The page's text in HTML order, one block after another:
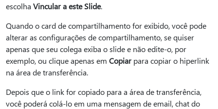
escolha Vincular a este Slide.
Quando o card de compartilhamento for exibido, você pode
alterar as configurações de compartilhamento, se quiser
apenas que seu colega exiba o slide e não edite-o, por
exemplo, ou clique apenas em Copiarpara copiar o hiperlink
na área de transferência.
Depois que o link for copiado para a área de transferência,
você poderá colá-lo em uma mensagem de email, chat do